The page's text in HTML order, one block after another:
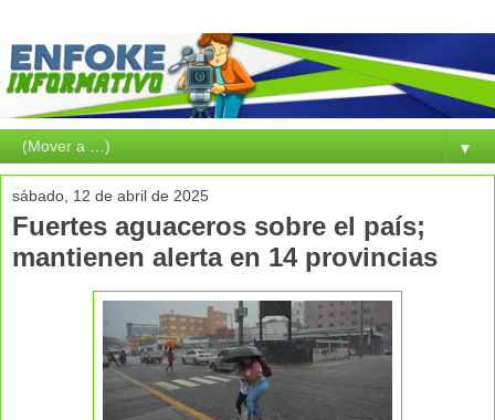
▼
sábado, 12 de abril de 2025
Fuertes aguaceros sobre el país;
mantienen alerta en 14 provincias